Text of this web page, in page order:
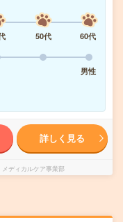
50代
60代
男性
詳しく見る
ディカルケア事業部